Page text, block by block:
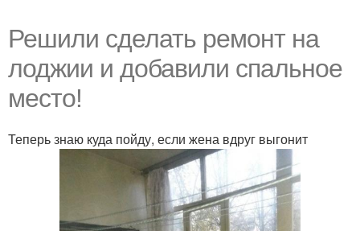
Решили сделать ремонт на
лоджии и добавили спальное
место!
Теперь знаю куда пойду, если жена вдруг выгонит